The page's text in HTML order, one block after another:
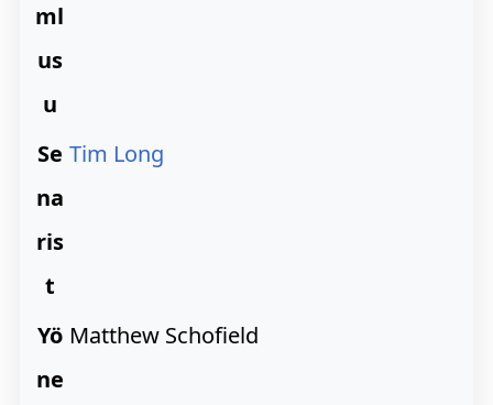
ml
us
u
Se
na
ris
t
Tim Long
Yö
ne
Matthew Schofield